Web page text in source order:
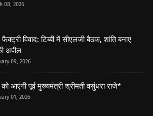
08, 2026
विवाद: टिब्बी में सीएलजी बैठक, शांति बनाए
अपील
09, 2026
को आएंगी पूर्व मुख्यमंत्री श्रीमती वसुंधरा राजे*
01, 2026